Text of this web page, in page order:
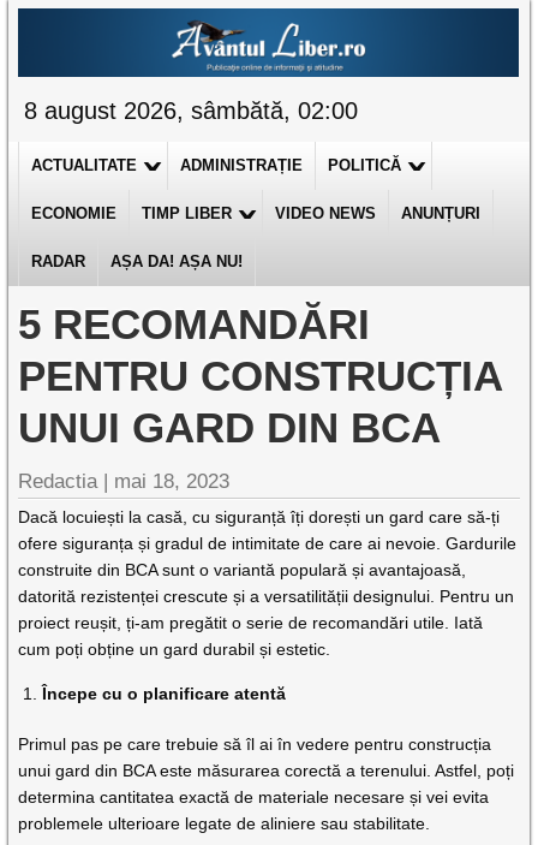
8 august 2026, sâmbătă, 02:00
ACTUALITATE ADMINISTRAȚIE POLITICĂ
ECONOMIE TIMP LIBER VIDEO NEWS ANUNȚURI
RADAR AȘA DA! AȘA NU!
5 RECOMANDĂRI
PENTRU CONSTRUCȚIA
UNUI GARD DIN BCA
Redactia | mai 18, 2023
Dacă locuiești la casă, cu siguranță îți dorești un gard care să-ți
ofere siguranța și gradul de intimitate de care ai nevoie. Gardurile
construite din BCA sunt o variantă populară și avantajoasă,
datorită rezistenței crescute și a versatilității designului. Pentru un
proiect reușit, ți-am pregătit o serie de recomandări utile. Iată
cum poți obține un gard durabil și estetic.
Începe cu o planificare atentă
Primul pas pe care trebuie să îl ai în vedere pentru construcția
unui gard din BCA este măsurarea corectă a terenului. Astfel, poți
determina cantitatea exactă de materiale necesare și vei evita
problemele ulterioare legate de aliniere sau stabilitate.